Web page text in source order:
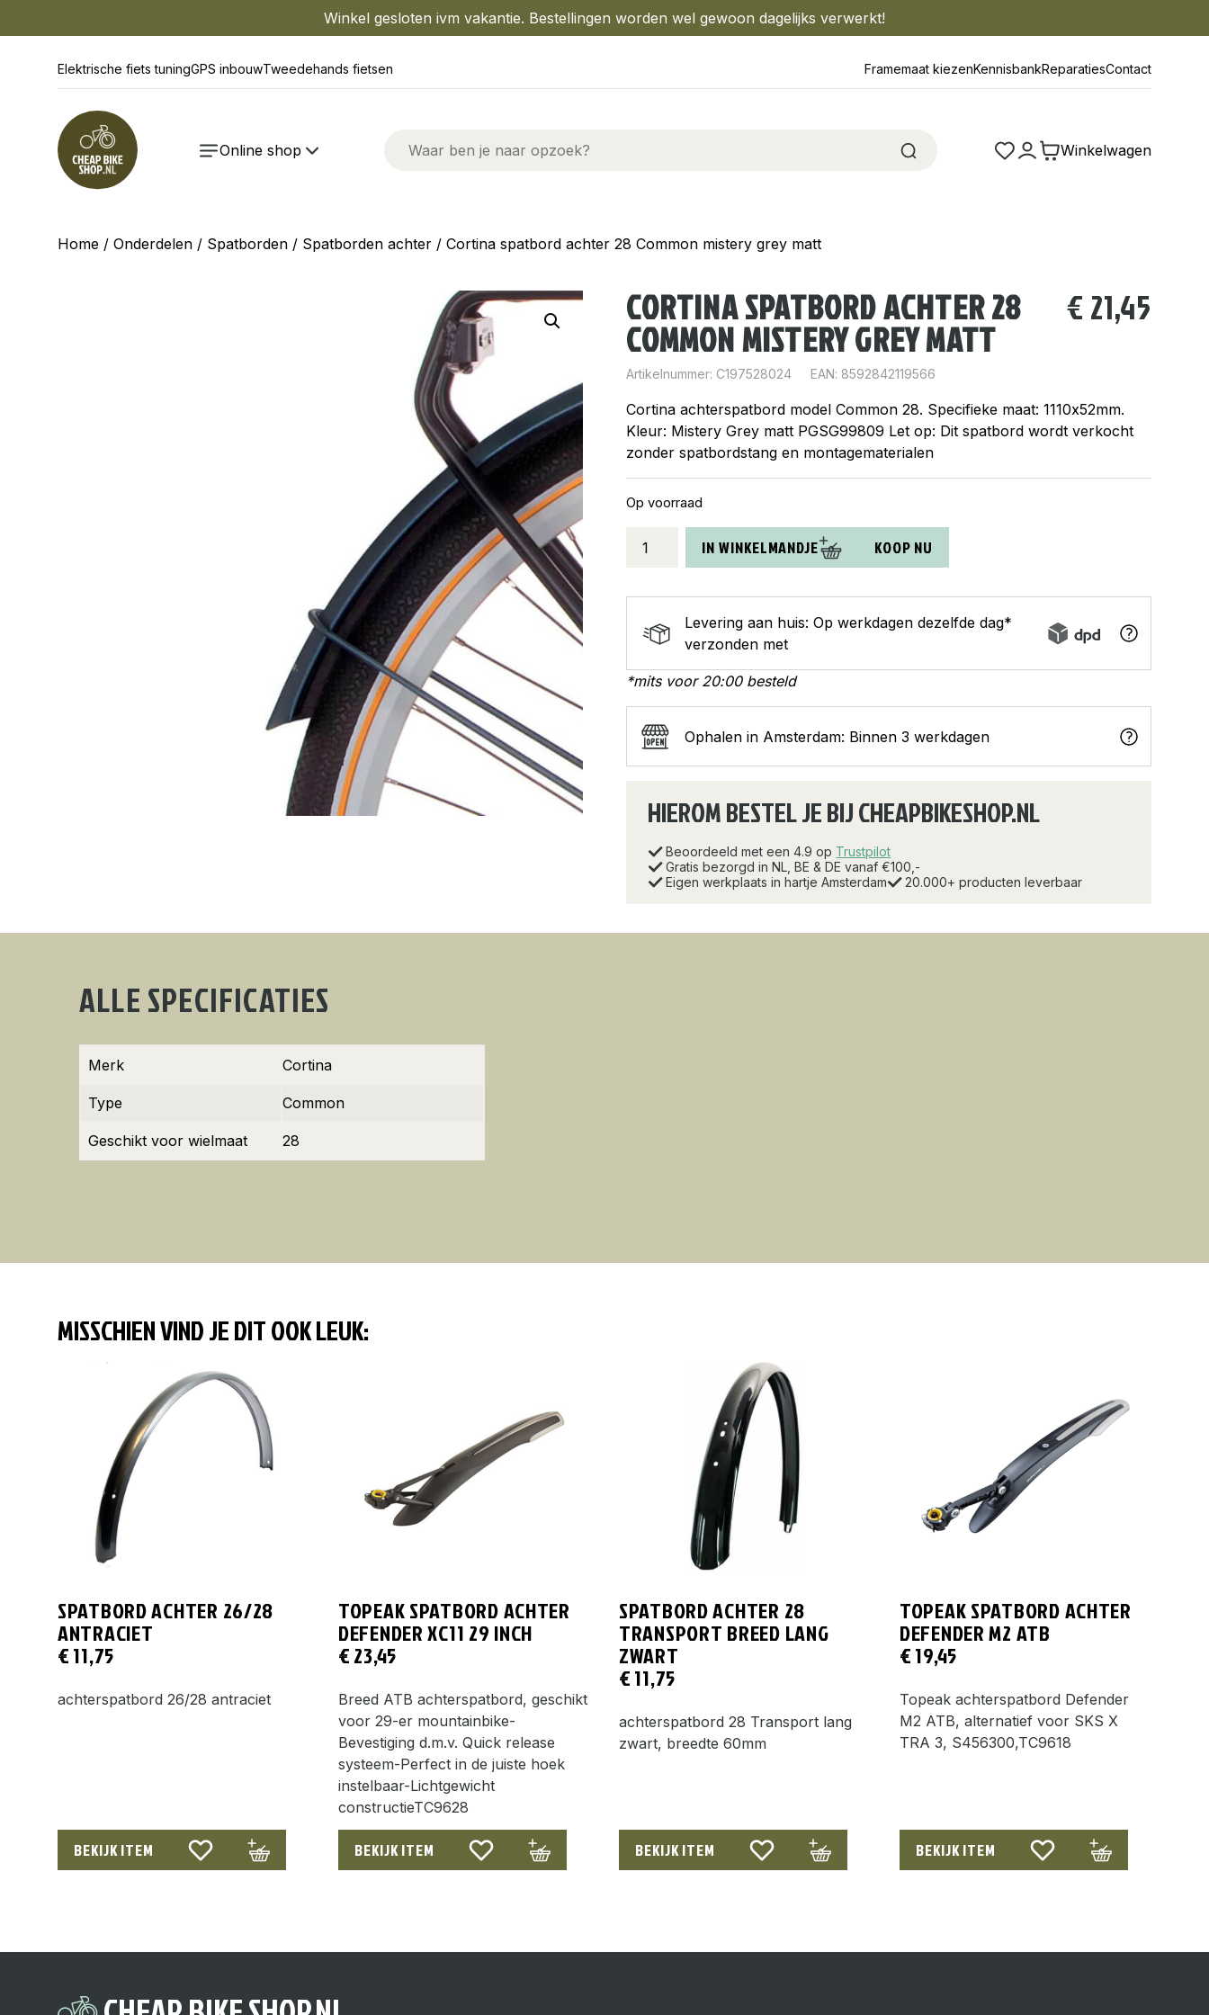
Winkel gesloten ivm vakantie. Bestellingen worden wel gewoon dagelijks verwerkt!
Elektrische fiets tuningGPS inbouwTweedehands fietsen Framemaat kiezenKennisbankReparatiesContact
Online shop Winkelwagen
Home / Onderdelen / Spatborden / Spatborden achter / Cortina spatbord achter 28 Common mistery grey matt
CORTINA SPATBORD ACHTER 28
COMMON MISTERY GREY MATT
€ 21,45
Artikelnummer: C197528024 EAN: 8592842119566
Cortina achterspatbord model Common 28. Specifieke maat: 1110x52mm.
Kleur: Mistery Grey matt PGSG99809 Let op: Dit spatbord wordt verkocht
zonder spatbordstang en montagematerialen
Op voorraad
spatbord
28
Common
mistery
grey
matt
aantal
IN WINKELMANDJE KOOP NU
Levering aan huis: Op werkdagen dezelfde dag*
verzonden met
*mits voor 20:00 besteld
Ophalen in Amsterdam: Binnen 3 werkdagen
HIEROM BESTEL JE BIJ CHEAPBIKESHOP.NL
Beoordeeld met een 4.9 op Trustpilot
Gratis bezorgd in NL, BE & DE vanaf €100,-
Eigen werkplaats in hartje Amsterdam
20.000+ producten leverbaar
ALLE SPECIFICATIES
Merk Cortina
Type Common
Geschikt voor wielmaat 28
MISSCHIEN VIND JE DIT OOK LEUK:
SPATBORD ACHTER 26/28
ANTRACIET
€11,75
achterspatbord 26/28 antraciet
BEKIJK ITEM
TOPEAK SPATBORD ACHTER
DEFENDER XC11 29 INCH
€23,45
Breed ATB achterspatbord, geschikt
voor 29-er mountainbike-
Bevestiging d.m.v. Quick release
systeem-Perfect in de juiste hoek
instelbaar-Lichtgewicht
constructieTC9628
BEKIJK ITEM
SPATBORD ACHTER 28
TRANSPORT BREED LANG
ZWART
€11,75
achterspatbord 28 Transport lang
zwart, breedte 60mm
BEKIJK ITEM
TOPEAK SPATBORD ACHTER
DEFENDER M2 ATB
€19,45
Topeak achterspatbord Defender
M2 ATB, alternatief voor SKS X
TRA 3, S456300,TC9618
BEKIJK ITEM